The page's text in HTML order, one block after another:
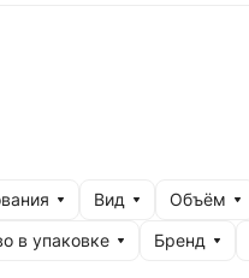
Вид Объём
в упаковке Бренд